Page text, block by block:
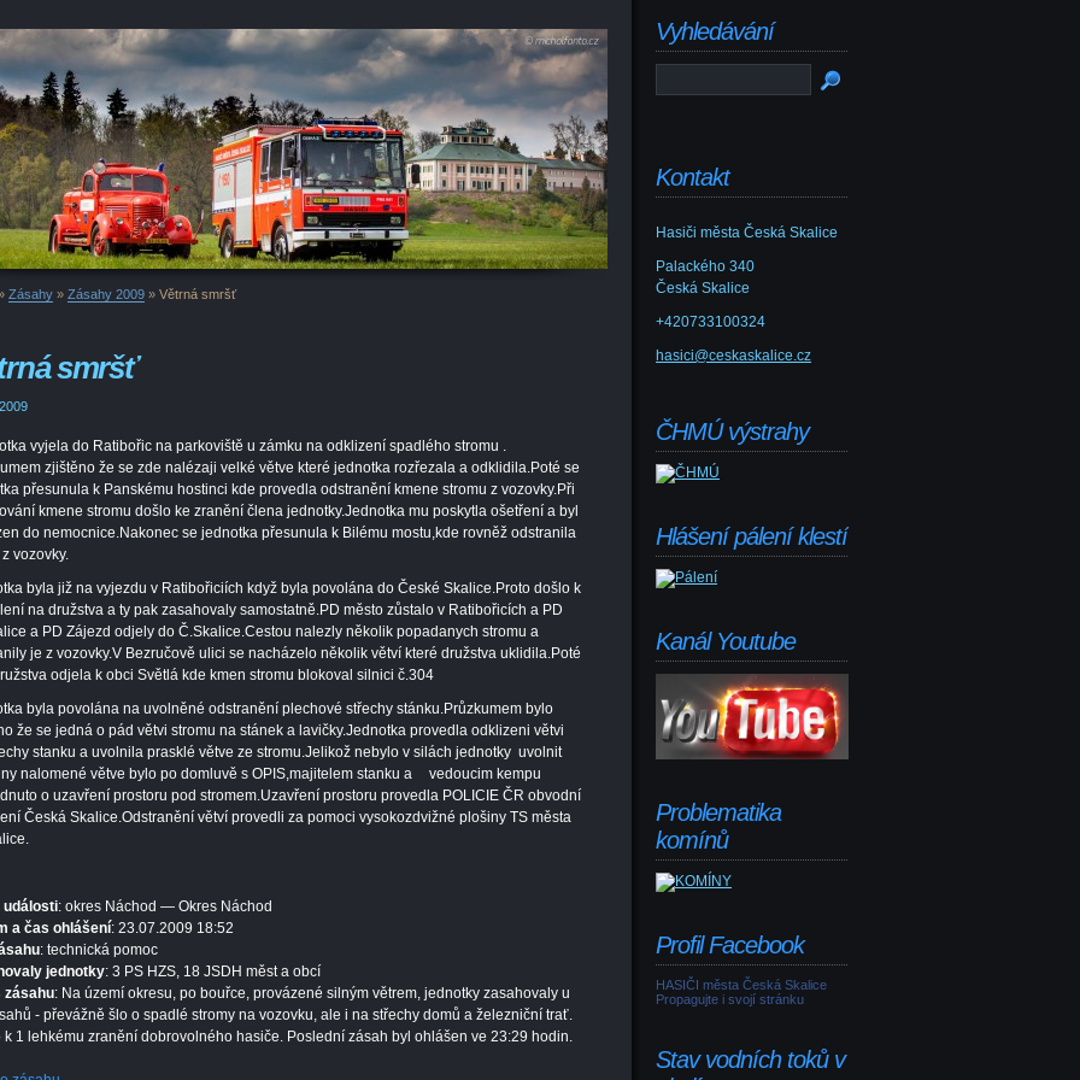
Zásahy » Zásahy 2009 » Větrná smršť
smršť
vyjela do Ratibořic na parkoviště u zámku na odklizení spadlého stromu .
zjištěno že se zde nalézaji velké větve které jednotka rozřezala a odklidila.Poté se
přesunula k Panskému hostinci kde provedla odstranění kmene stromu z vozovky.Při
kmene stromu došlo ke zranění člena jednotky.Jednotka mu poskytla ošetření a byl
do nemocnice.Nakonec se jednotka přesunula k Bilému mostu,kde rovněž odstranila
vozovky.
byla již na vyjezdu v Ratibořiciích když byla povolána do České Skalice.Proto došlo k
na družstva a ty pak zasahovaly samostatně.PD město zůstalo v Ratibořicích a PD
a PD Zájezd odjely do Č.Skalice.Cestou nalezly několik popadanych stromu a
je z vozovky.V Bezručově ulici se nacházelo několik větví které družstva uklidila.Poté
odjela k obci Světlá kde kmen stromu blokoval silnici č.304
byla povolána na uvolněné odstranění plechové střechy stánku.Průzkumem bylo
že se jedná o pád větvi stromu na stánek a lavičky.Jednotka provedla odklizeni větvi
stanku a uvolnila prasklé větve ze stromu.Jelikož nebylo v silách jednotky uvolnit
nalomené větve bylo po domluvě s OPIS,majitelem stanku a
vedoucim kempu
o uzavření prostoru pod stromem.Uzavření prostoru provedla POLICIE ČR obvodní
Česká Skalice.Odstranění větví provedli za pomoci vysokozdvižné plošiny TS města
události: okres Náchod — Okres Náchod
a čas ohlášení: 23.07.2009 18:52
: technická pomoc
jednotky: 3 PS HZS, 18 JSDH měst a obcí
zásahu: Na území okresu, po bouřce, provázené silným větrem, jednotky zasahovaly u
- převážně šlo o spadlé stromy na vozovku, ale i na střechy domů a železniční trať.
k 1 lehkému zranění dobrovolného hasiče. Poslední zásah byl ohlášen ve 23:29 hodin.
Vyhledávání
Kontakt
Hasiči města Česká Skalice
Palackého 340
Česká Skalice
+420733100324
hasici@ceskaskalice.cz
ČHMÚ výstrahy
Hlášení pálení klestí
Kanál Youtube
Problematika
komínů
Profil Facebook
HASIČI města Česká Skalice
Propagujte i svojí stránku
Stav vodních toků v